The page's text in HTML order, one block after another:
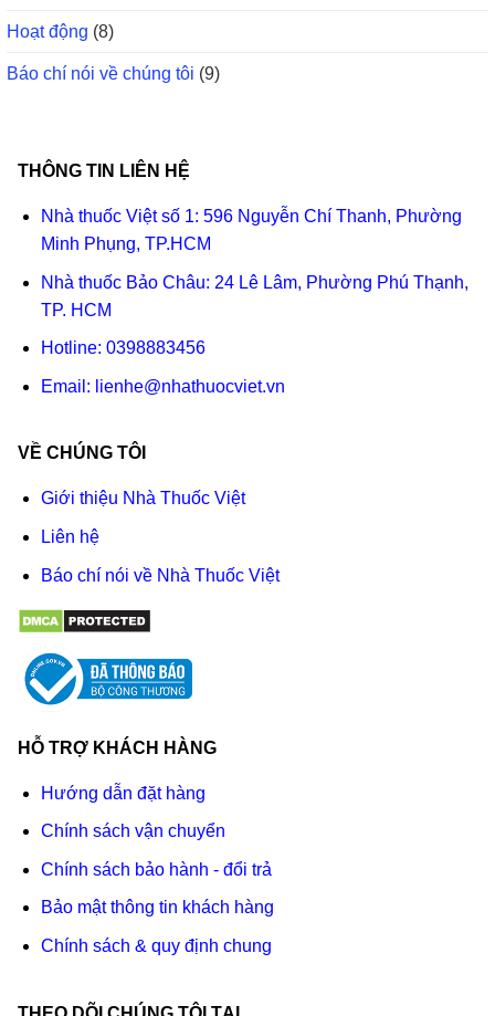
Hoạt động (8)
Báo chí nói về chúng tôi (9)
THÔNG TIN LIÊN HỆ
Nhà thuốc Việt số 1: 596 Nguyễn Chí Thanh, Phường
Minh Phụng, TP.HCM
Nhà thuốc Bảo Châu: 24 Lê Lâm, Phường Phú Thạnh,
TP. HCM
Hotline: 0398883456
Email: lienhe@nhathuocviet.vn
VỀ CHÚNG TÔI
Giới thiệu Nhà Thuốc Việt
Liên hệ
Báo chí nói về Nhà Thuốc Việt
HỖ TRỢ KHÁCH HÀNG
Hướng dẫn đặt hàng
Chính sách vận chuyển
Chính sách bảo hành - đổi trả
Bảo mật thông tin khách hàng
Chính sách & quy định chung